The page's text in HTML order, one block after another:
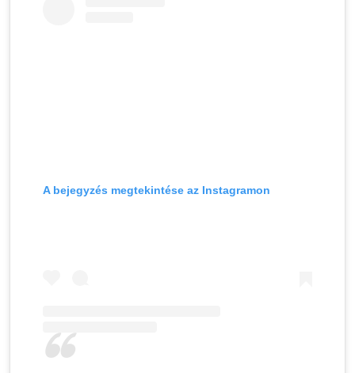
A bejegyzés megtekintése az Instagramon